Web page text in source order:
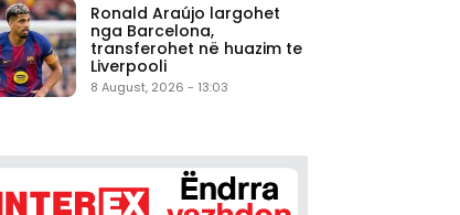
Ronald Araújo largohet
nga Barcelona,
transferohet në huazim te
Liverpooli
8 August, 2026 - 13:03